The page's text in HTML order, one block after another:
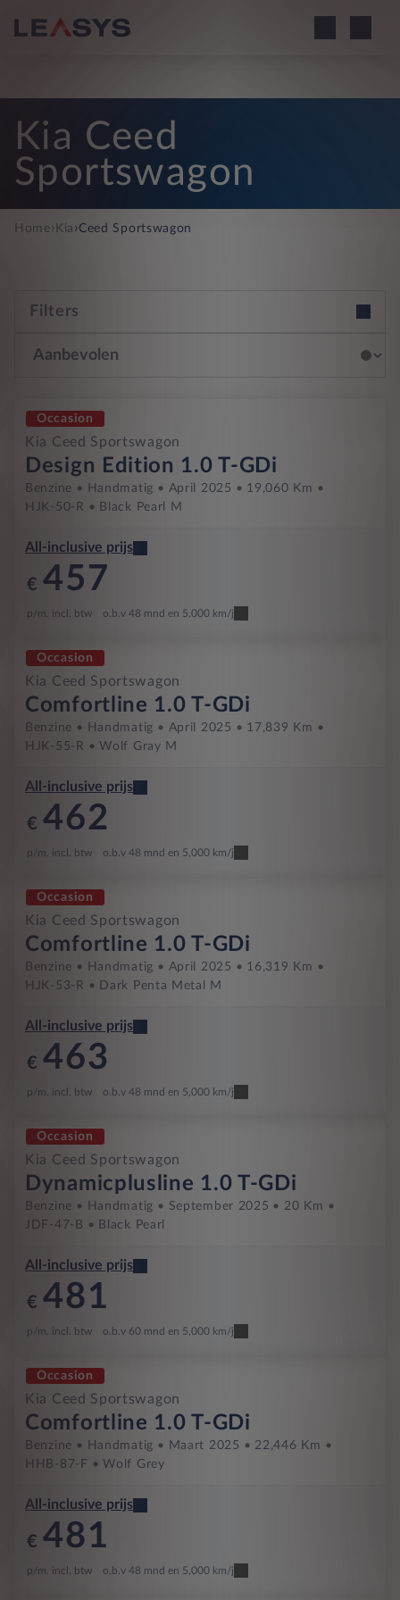
Kia Ceed
Sportswagon
Home› Kia ›Ceed Sportswagon
Filters
Occasion
Kia Ceed Sportswagon
Design Edition 1.0 T-GDi
Benzine Handmatig April 2025
19,060 Km
HJK-50-R
Black Pearl M
All-inclusive prijs
€ 457
p/m. incl. btw o.b.v 48 mnd en 5,000 km/j
Occasion
Kia Ceed Sportswagon
Comfortline 1.0 T-GDi
Benzine Handmatig April 2025
17,839 Km
HJK-55-R
Wolf Gray M
All-inclusive prijs
€ 462
p/m. incl. btw o.b.v 48 mnd en 5,000 km/j
Occasion
Kia Ceed Sportswagon
Comfortline 1.0 T-GDi
Benzine Handmatig April 2025
16,319 Km
HJK-53-R
Dark Penta Metal M
All-inclusive prijs
€ 463
p/m. incl. btw o.b.v 48 mnd en 5,000 km/j
Occasion
Kia Ceed Sportswagon
Dynamicplusline 1.0 T-GDi
Benzine Handmatig September 2025
20 Km
JDF-47-B
Black Pearl
All-inclusive prijs
€ 481
p/m. incl. btw o.b.v 60 mnd en 5,000 km/j
Occasion
Kia Ceed Sportswagon
Comfortline 1.0 T-GDi
Benzine Handmatig Maart 2025
22,446 Km
HHB-87-F
Wolf Grey
All-inclusive prijs
€ 481
p/m. incl. btw o.b.v 48 mnd en 5,000 km/j